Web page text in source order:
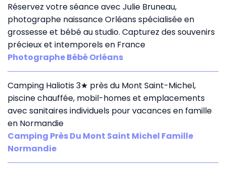
Réservez votre séance avec Julie Bruneau,
photographe naissance Orléans spécialisée en
grossesse et bébé au studio. Capturez des souvenirs
précieux et intemporels en France
Photographe Bébé Orléans
Camping Haliotis 3★ près du Mont Saint-Michel,
piscine chauffée, mobil-homes et emplacements
avec sanitaires individuels pour vacances en famille
en Normandie
Camping Près Du Mont Saint Michel Famille
Normandie